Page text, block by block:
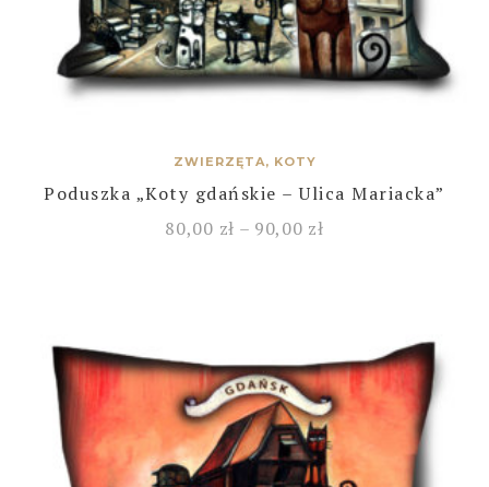
ZWIERZĘTA, KOTY
Poduszka „Koty gdańskie – Ulica Mariacka”
80,00 zł – 90,00 zł